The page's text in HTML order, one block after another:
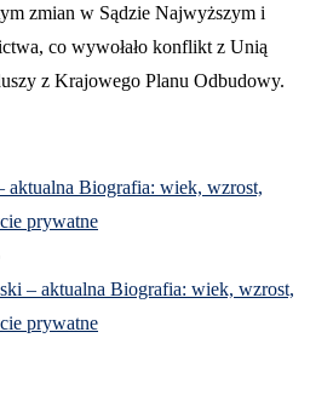
zmian w Sądzie Najwyższym i
co wywołało konflikt z Unią
z Krajowego Planu Odbudowy.
aktualna Biografia: wiek, wzrost,
prywatne
– aktualna Biografia: wiek, wzrost,
prywatne